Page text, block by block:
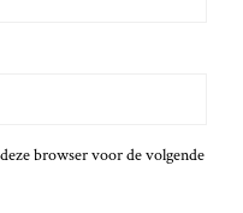
browser voor de volgende